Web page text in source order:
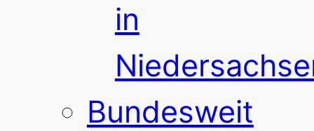
in
Bundesweit